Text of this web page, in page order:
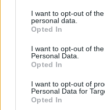
not limited to your visit or
grant or deny consent to
use your data for below
consent section.
I want to opt-out of
personal data.
Opted In
I want to opt-out of
Personal Data.
Opted In
I want to opt-out of
Personal Data for
Opted In